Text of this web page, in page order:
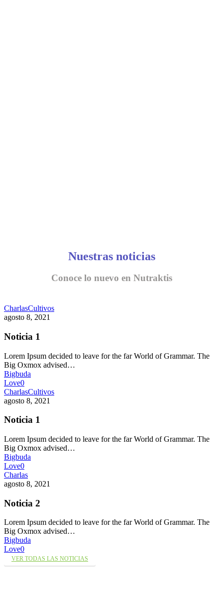
Nuestras noticias
Conoce lo nuevo en Nutraktis
CharlasCultivos
agosto 8, 2021
Noticia 1
Lorem Ipsum decided to leave for the far World of Grammar. The
Big Oxmox advised…
Bigbuda
Love0
CharlasCultivos
agosto 8, 2021
Noticia 1
Lorem Ipsum decided to leave for the far World of Grammar. The
Big Oxmox advised…
Bigbuda
Love0
Charlas
agosto 8, 2021
Noticia 2
Lorem Ipsum decided to leave for the far World of Grammar. The
Big Oxmox advised…
Bigbuda
Love0
VER TODAS LAS NOTICIAS